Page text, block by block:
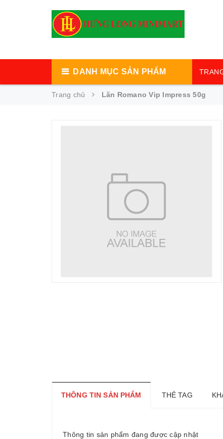
DANH MỤC SẢN PHẨM
Trang chủ Lăn Romano Vip Impress 50g
THÔNG TIN SẢN PHẨM THẺ TAG
Thông tin sản phẩm đang được cập nhật